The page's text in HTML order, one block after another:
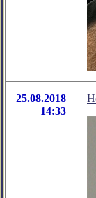
25.08.2018
14:33